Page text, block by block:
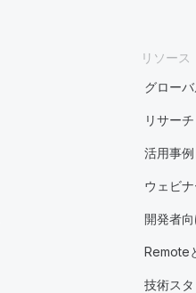
リソース
グロー
リサーチ
活用事例
ウェビ
開発者
Remote
技術ス